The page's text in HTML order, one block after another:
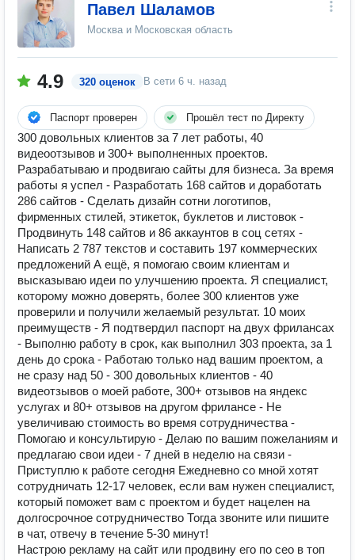
Павел Шаламов
Москва и Московская область
4.9 320 оценок В сети 6 ч. назад
Паспорт проверен Прошёл тест по Директу
300 довольных клиентов за 7 лет работы, 40
видеоотзывов и 300+ выполненных проектов.
Разрабатываю и продвигаю сайты для бизнеса. За время
работы я успел - Разработать 168 сайтов и доработать
286 сайтов - Сделать дизайн сотни логотипов,
фирменных стилей, этикеток, буклетов и листовок -
Продвинуть 148 сайтов и 86 аккаунтов в соц сетях -
Написать 2 787 текстов и составить 197 коммерческих
предложений А ещё, я помогаю своим клиентам и
высказываю идеи по улучшению проекта. Я специалист,
которому можно доверять, более 300 клиентов уже
проверили и получили желаемый результат. 10 моих
преимуществ - Я подтвердил паспорт на двух фрилансах
- Выполню работу в срок, как выполнил 303 проекта, за 1
день до срока - Работаю только над вашим проектом, а
не сразу над 50 - 300 довольных клиентов - 40
видеотзывов о моей работе, 300+ отзывов на яндекс
услугах и 80+ отзывов на другом фрилансе - Не
увеличиваю стоимость во время сотрудничества -
Помогаю и консультирую - Делаю по вашим пожеланиям и
предлагаю свои идеи - 7 дней в неделю на связи -
Приступлю к работе сегодня Ежедневно со мной хотят
сотрудничать 12-17 человек, если вам нужен специалист,
который поможет вам с проектом и будет нацелен на
долгосрочное сотрудничество Тогда звоните или пишите
в чат, отвечу в течение 5-30 минут!
Настрою рекламу на сайт или продвину его по сео в топ